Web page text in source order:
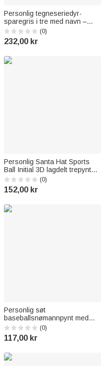
Personlig tegneseriedyr-
sparegris i tre med navn –
perfekt som gave til skolestart,
barnedagen eller bursdagen til
barn og elever
(0)
232,00 kr
Personlig Santa Hat Sports
Ball Initial 3D lagdelt trepynt
med navn Hjem tre dekor
juleutøver gave til ballsport
elskere
(0)
152,00 kr
Personlig søt
baseballsnømannpynt med
navn og nummer
Hjemmedekorasjon Julegave
til venner Baseballelskere
(0)
117,00 kr